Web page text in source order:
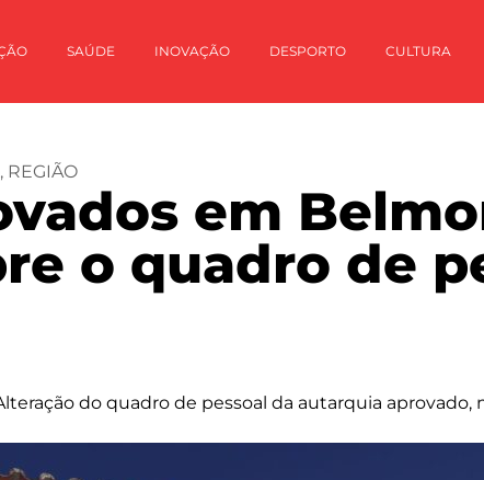
SAÚDE INOVAÇÃO DESPORTO CULTURA
, REGIÃO
em
o quadro de
do quadro de pessoal da autarquia aprovado,